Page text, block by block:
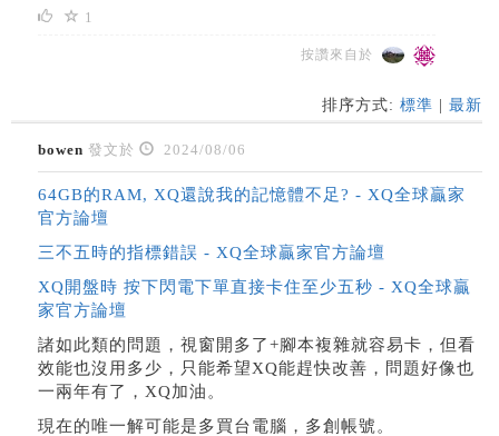
1
按讚來自於
排序方式: 標準 最新
bowen 發文於 2024/08/06
64GB的RAM, XQ還說我的記憶體不足? - XQ全球贏家
官方論壇
三不五時的指標錯誤 - XQ全球贏家官方論壇
XQ開盤時 按下閃電下單直接卡住至少五秒 - XQ全球贏
家官方論壇
諸如此類的問題，視窗開多了+腳本複雜就容易卡，但看
效能也沒用多少，只能希望XQ能趕快改善，問題好像也
一兩年有了，XQ加油。
現在的唯一解可能是多買台電腦，多創帳號。